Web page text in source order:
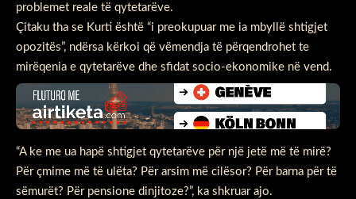
problemet reale të qytetarëve.
Çitaku tha se Kurti është “i preokupuar me ia mbyllë shtigjet
opozitës”, ndërsa kërkoi që vëmendja të përqendrohet te
mirëqenia e qytetarëve dhe sfidat socio-ekonomike në vend.
“A ke me ua hapë shtigjet qytetarëve për një jetë më të mirë?
Për çmime më të ulëta? Për arsim më cilësor? Për barna për të
sëmurët? Për pensione dinjitoze?”, ka shkruar ajo.